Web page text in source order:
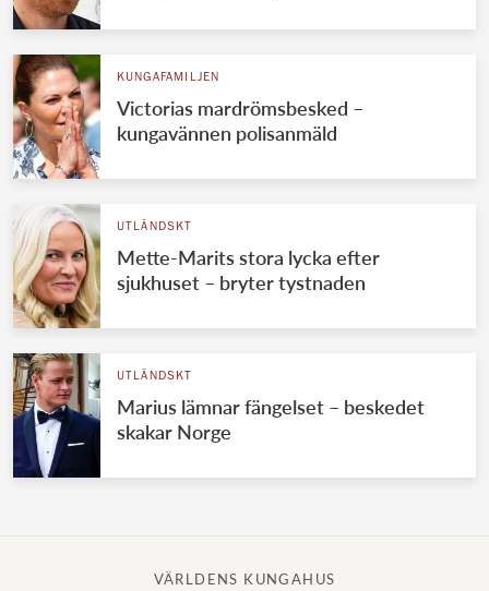
KUNGAFAMILJEN
Victorias mardrömsbesked –
kungavännen polisanmäld
UTLÄNDSKT
Mette-Marits stora lycka efter
sjukhuset – bryter tystnaden
UTLÄNDSKT
Marius lämnar fängelset – beskedet
skakar Norge
VÄRLDENS KUNGAHUS